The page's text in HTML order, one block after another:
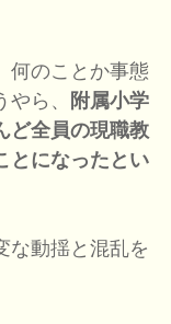
何のことか事態
ら、
附属小学
ど全員の現職教
とになったとい
な動揺と混乱を